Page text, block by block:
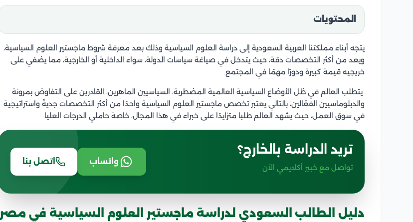
المحتويات
يتجه أبناء مملكتنا العربية السعودية إلى دراسة العلوم السياسية وذلك بعد معرفة شروط ماجستير العلوم السياسية،
ويعد من أكثر التخصصات دقة، حيث يتدخل في صياغة سياسات الدولة، سواء الداخلية أو الخارجية، مما يضفي على
خريجيه قيمة كبيرة ودورًا مهمًا في المجتمع.
يتطلب العالم في ظل الأوضاع السياسية العالمية المضطربة، السياسيين الماهرين، القادرين على التفاوض بمرونة
والدبلوماسيين الفعّالين، بالتالي يعتبر تخصص ماجستير العلوم السياسية واحدًا من أكثر التخصصات جديةً واستراتيجية
في سوق العمل، حيث يشهد العالم طلبا متزايدًا على خبراء في هذا المجال، خاصة حاملي الدرجات العليا.
تريد الدراسة بالخارج؟
تواصل مع خبير أكاديمي الآن
واتساب اتصل بنا
دليل الطالب السعودي لدراسة ماجستير العلوم السياسية في مصر